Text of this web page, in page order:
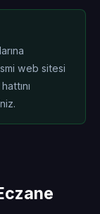
web sitesi